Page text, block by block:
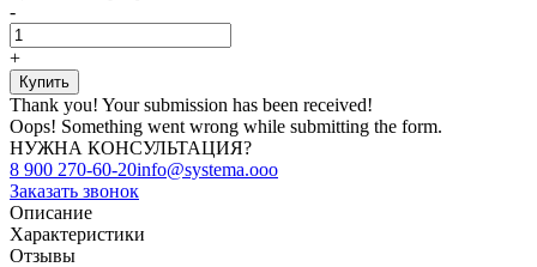
-
+
Thank you! Your submission has been received!
Oops! Something went wrong while submitting the form.
НУЖНА КОНСУЛЬТАЦИЯ?
8 900 270-60-20info@systema.ooo
Заказать звонок
Описание
Характеристики
Отзывы